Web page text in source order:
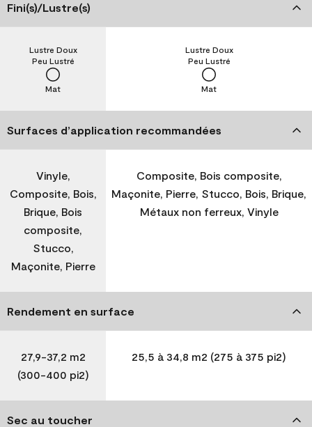
Fini(s)/Lustre(s)
Mat
Peu Lustré
Lustre Doux
Mat
Peu Lustré
Lustre Doux
Surfaces d’application recommandées
Vinyle,
Composite, Bois,
Brique, Bois
composite,
Stucco,
Maçonite, Pierre
Composite, Bois composite,
Maçonite, Pierre, Stucco, Bois, Brique,
Métaux non ferreux, Vinyle
Rendement en surface
27,9-37,2 m2
(300-400 pi2)
25,5 à 34,8 m2 (275 à 375 pi2)
Sec au toucher